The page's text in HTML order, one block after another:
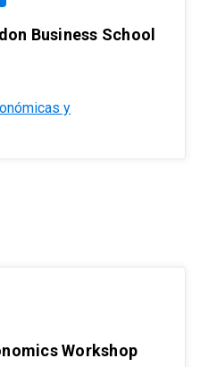
Business School
y
Workshop